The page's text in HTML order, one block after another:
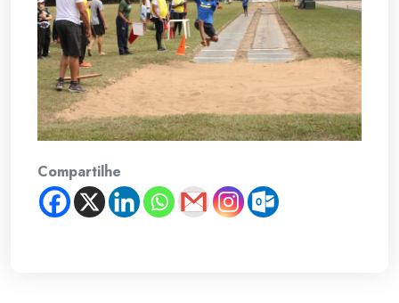
Compartilhe